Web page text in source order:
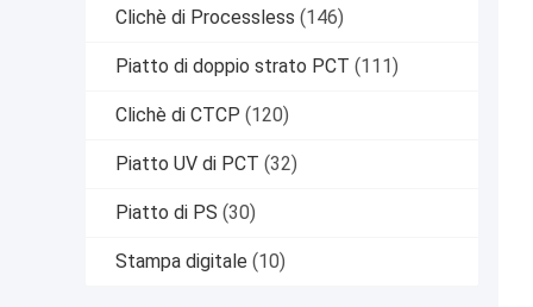
Clichè di Processless (146)
Piatto di doppio strato PCT (111)
Clichè di CTCP (120)
Piatto UV di PCT (32)
Piatto di PS (30)
Stampa digitale (10)